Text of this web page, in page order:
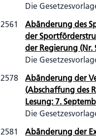
Die
2561
Abänderung des
der
der Regierung (Nr.
Die
2578
Abänderung der
(Abschaffung des
Lesung: 7.
Die
2581
Abänderung der